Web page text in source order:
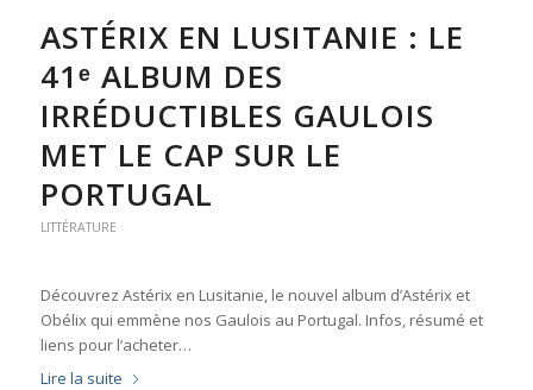
ASTÉRIX EN LUSITANIE : LE
41ᵉ ALBUM DES
IRRÉDUCTIBLES GAULOIS
MET LE CAP SUR LE
PORTUGAL
LITTÉRATURE
Découvrez Astérix en Lusitanie, le nouvel album d’Astérix et
Obélix qui emmène nos Gaulois au Portugal. Infos, résumé et
liens pour l’acheter…
Lire la suite